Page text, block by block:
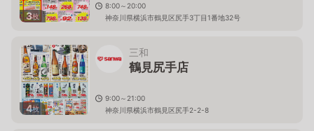
3枚
8:00～20:00
神奈川県横浜市鶴見区尻手3丁目1番地32号
4枚
三和
鶴見尻手店
9:00～21:00
神奈川県横浜市鶴見区尻手2-2-8